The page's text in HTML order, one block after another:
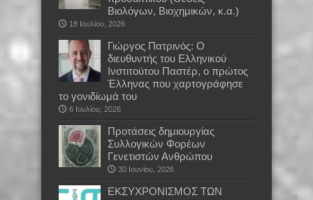
Βιολόγων, Βιοχημικών, κ.α.)
18 Ιουλίου, 2026
Γιώργος Πατρινός: Ο
διευθυντής του Ελληνικού
Ινστιτούτου Παστέρ, ο πρώτος
Έλληνας που χαρτογράφησε
το γονιδίωμά του
6 Ιουλίου, 2026
Προτάσεις δημιουργίας
Συλλογικών Φορέων
Γενετιστών Ανθρώπου
30 Ιουνίου, 2026
EKΣΥΧΡΟΝΙΣΜΟΣ ΤΩΝ